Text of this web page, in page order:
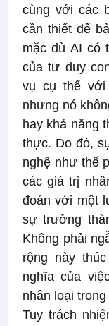
cùng với các
cần thiết để
mặc dù AI có
của tư duy
vụ cụ thể
nhưng nó
hay khả năng
thực. Do đó,
nghệ như thế
các giá trị
đoán với một
sự trưởng
Không phải
rộng này
nghĩa của
nhân loại
Tuy trách